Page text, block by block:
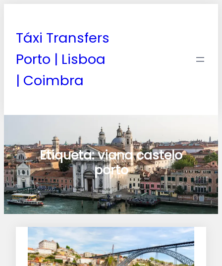
Táxi Transfers
Porto | Lisboa
| Coimbra
Etiqueta:viana castelo
porto